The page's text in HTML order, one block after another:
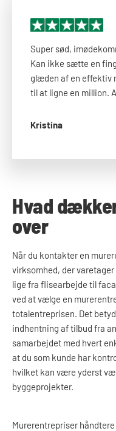
Super sød,
Kan ikke sætte en
glæden af en effektiv
til at ligne en million.
Kristina
Hvad
over
Når du kontakter en
virksomhed, der
lige fra flisearbejde til
ved at vælge en
totalentreprisen. Det
indhentning af tilbud fra
samarbejdet med hvert
at du som kunde har
hvilket kan være yderst
byggeprojekter.
Murerentrepriser